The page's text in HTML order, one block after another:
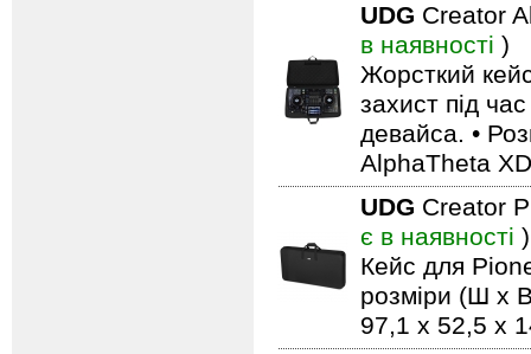
UDG Creator
в наявності )
Жорсткий
захист під
девайса. •
AlphaTheta
UDG Creator
є в наявності )
Кейс для
розміри (Ш x
97,1 x 52,5 x